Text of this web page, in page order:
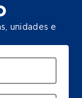
unidades e